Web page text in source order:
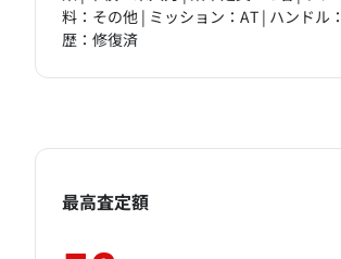
料：その他 | ミッション：AT | ハンドル
歴：修復済
最高査定額